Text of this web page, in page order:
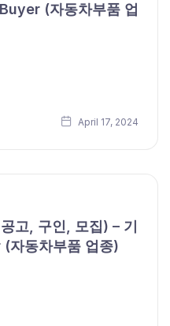
(자동차부품 업
April 17, 2024
고, 구인, 모집) – 기
자동차부품 업종)